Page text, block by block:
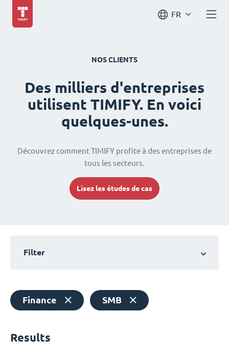
FR
NOS CLIENTS
Des milliers d'entreprises
utilisent TIMIFY. En voici
quelques-unes.
Découvrez comment TIMIFY profite à des entreprises de
tous les secteurs.
Lisez les études de cas
Filter
Finance SMB
Results